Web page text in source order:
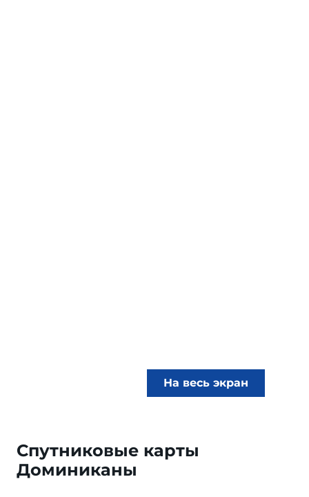
На весь экран
Спутниковые карты
Доминиканы